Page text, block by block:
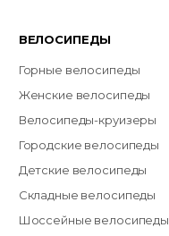
ВЕЛОСИПЕДЫ
Горные велосипеды
Женские велосипеды
Велосипеды-круизеры
Городские велосипеды
Детские велосипеды
Складные велосипеды
Шоссейные велосипеды